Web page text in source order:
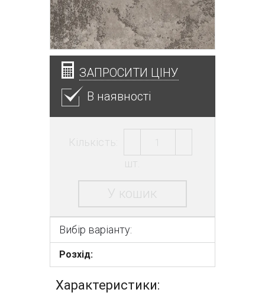
ЗАПРОСИТИ ЦІНУ
В наявності
Кількість:
шт.
У кошик
Вибір варіанту:
Розхід:
Характеристики: